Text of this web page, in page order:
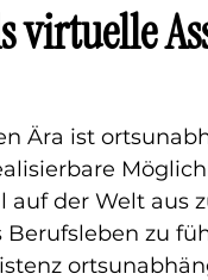
virtuelle
Ära ist
auf der Welt aus
zu